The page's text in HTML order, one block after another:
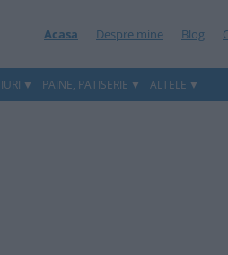
Acasa Despre mine Blog
PAINE, PATISERIE ALTELE